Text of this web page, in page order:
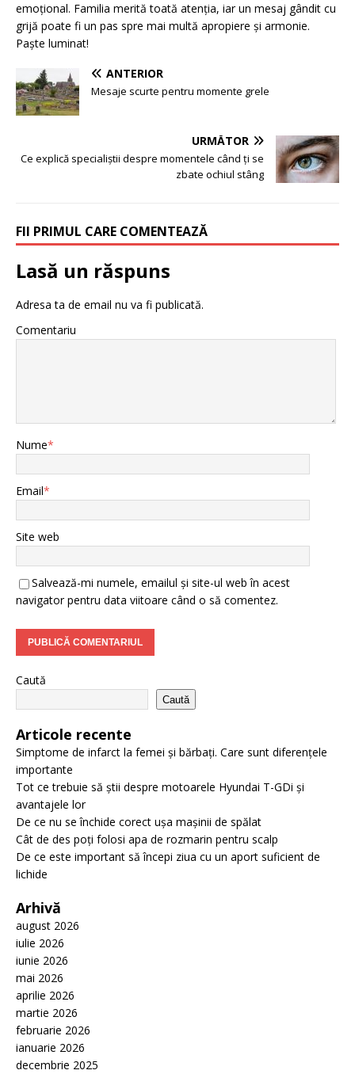
emoțional. Familia merită toată atenția, iar un mesaj gândit cu
grijă poate fi un pas spre mai multă apropiere și armonie.
Paște luminat!
ANTERIOR
Mesaje scurte pentru momente grele
URMĂTOR
Ce explică specialiștii despre momentele când ți se
zbate ochiul stâng
FII PRIMUL CARE COMENTEAZĂ
Lasă un răspuns
Adresa ta de email nu va fi publicată.
Comentariu
Nume*
Email*
Site web
Salvează-mi numele, emailul și site-ul web în acest
navigator pentru data viitoare când o să comentez.
Caută
Caută
Articole recente
Simptome de infarct la femei și bărbați. Care sunt diferențele
importante
Tot ce trebuie să știi despre motoarele Hyundai T-GDi și
avantajele lor
De ce nu se închide corect ușa mașinii de spălat
Cât de des poți folosi apa de rozmarin pentru scalp
De ce este important să începi ziua cu un aport suficient de
lichide
Arhivă
august 2026
iulie 2026
iunie 2026
mai 2026
aprilie 2026
martie 2026
februarie 2026
ianuarie 2026
decembrie 2025